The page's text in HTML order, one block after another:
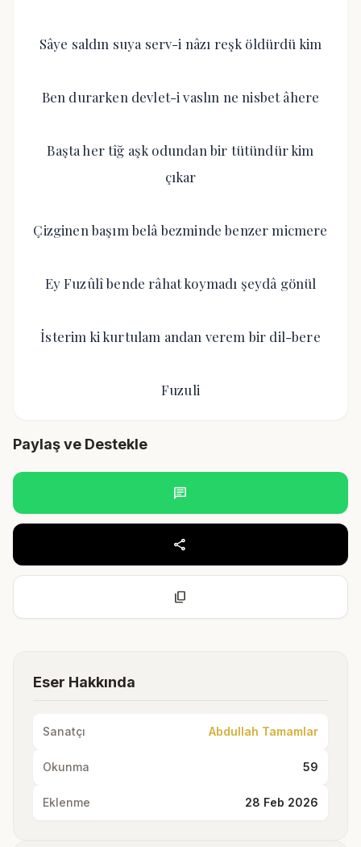
Sâye saldın suya serv-i nâzı reşk öldürdü kim
Ben durarken devlet-i vaslın ne nisbet âhere
Başta her tîğ aşk odundan bir tütündür kim
çıkar
Çizginen başım belâ bezminde benzer micmere
Ey Fuzûlî bende râhat koymadı şeydâ gönül
İsterim ki kurtulam andan verem bir dil-bere
Fuzuli
Paylaş ve Destekle
chat
share
content_copy
Eser Hakkında
Sanatçı Abdullah Tamamlar
Okunma 59
Eklenme 28 Feb 2026